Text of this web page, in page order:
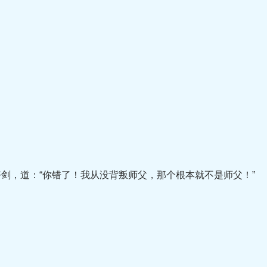
道：“你错了！我从没背叛师父，那个根本就不是师父！”